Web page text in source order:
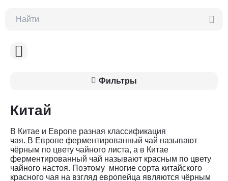
Фильтры
Китай
В Китае и Европе разная классификация
чая. В Европе ферментированный чай называют
чёрным по цвету чайного листа, а в Китае
ферментированный чай называют красным по цвету
чайного настоя. Поэтому многие сорта китайского
красного чая на взгляд европейца являются чёрным